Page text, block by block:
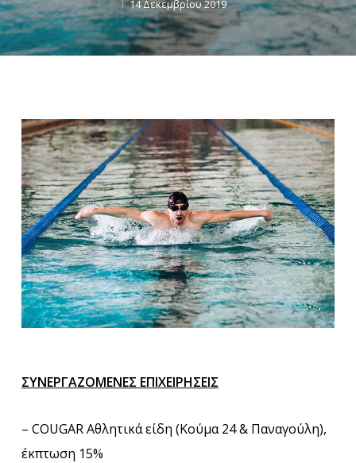
14 Δεκεμβρίου 2019
ΣΥΝΕΡΓΑΖΟΜΕΝΕΣ ΕΠΙΧΕΙΡΗΣΕΙΣ
– COUGAR Αθλητικά είδη (Κούμα 24 & Παναγούλη),
έκπτωση 15%